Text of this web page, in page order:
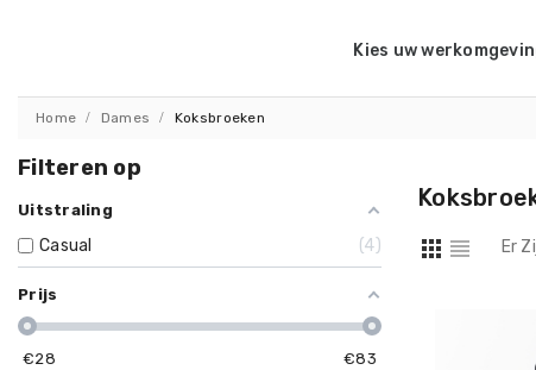
Kies uw
Home Dames Koksbroeken
Filteren op
Uitstraling
Casual 4
Prijs
€28 €83
Er